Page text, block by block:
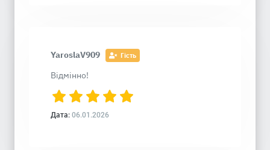
YaroslaV909 Гість
Відмінно!
Дата: 06.01.2026